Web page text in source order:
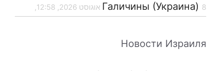
Галичины (Украина) 8 אוגוסט 2026, 12:58,
Новости Израиля